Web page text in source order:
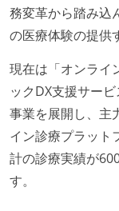
1つのプロダ
ームアライン
労働環境の自
2年以内に未
ジニアがいる
子育て中のエ
務変革から踏み込
の医療体験の提供
現在は「オンライ
ックDX支援サー
事業を展開し、主
イン診療プラット
計の診療実績が
す。